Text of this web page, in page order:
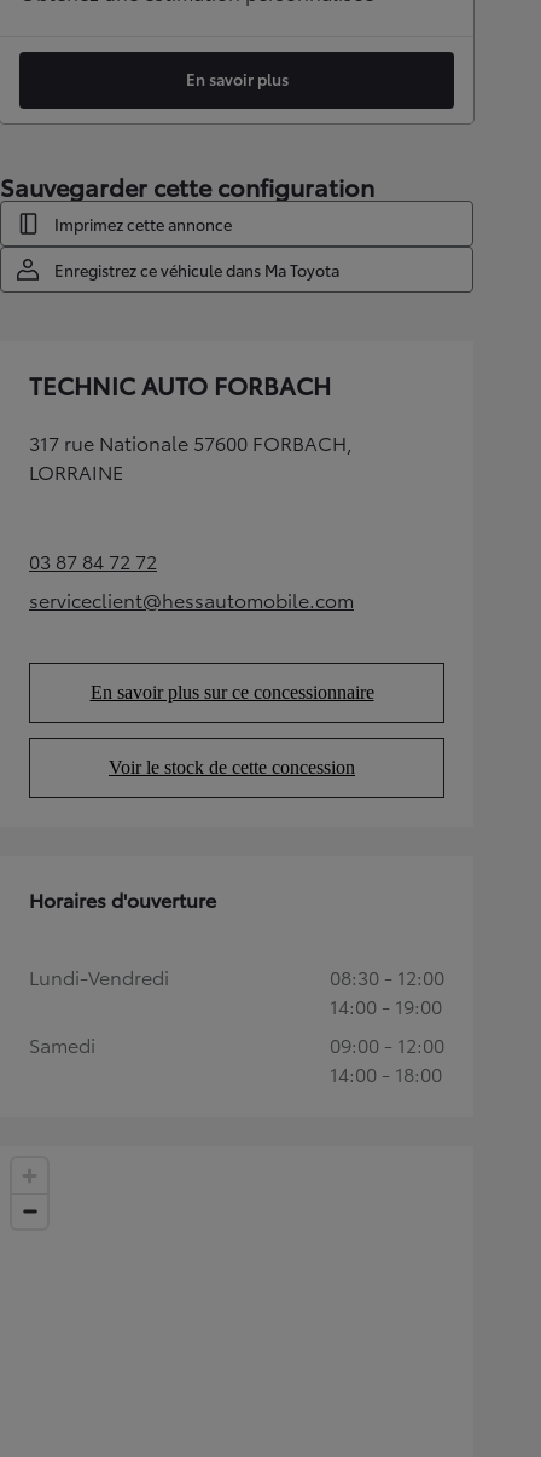
En savoir plus
Sauvegarder cette configuration
Imprimez cette annonce
Enregistrez ce véhicule dans Ma Toyota
TECHNIC AUTO FORBACH
317 rue Nationale 57600 FORBACH,
LORRAINE
03 87 84 72 72(Opens in new tab)
serviceclient@hessautomobile.com
(Opens in new tab)
En savoir plus sur ce concessionnaire
(Opens in new tab)
Voir le stock de cette concession
(Opens in new tab)
Horaires d'ouverture
Lundi-Vendredi
08:30 - 12:00
14:00 - 19:00
Samedi
09:00 - 12:00
14:00 - 18:00